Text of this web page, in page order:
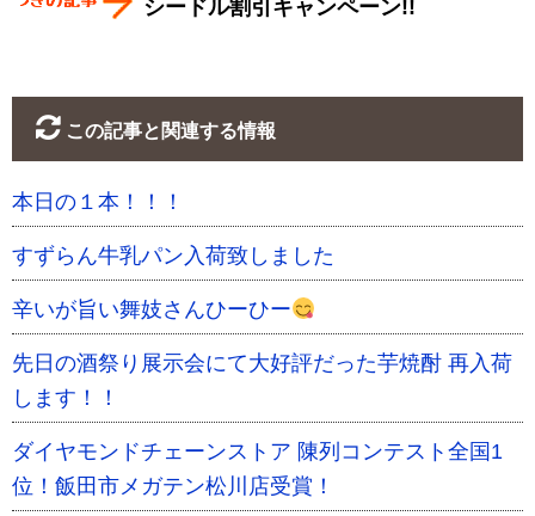
シードル割引キャンペーン!!
この記事と関連する情報
本日の１本！！！
すずらん牛乳パン入荷致しました
辛いが旨い舞妓さんひーひー
先日の酒祭り展示会にて大好評だった芋焼酎 再入荷
します！！
ダイヤモンドチェーンストア 陳列コンテスト全国1
位！飯田市メガテン松川店受賞！